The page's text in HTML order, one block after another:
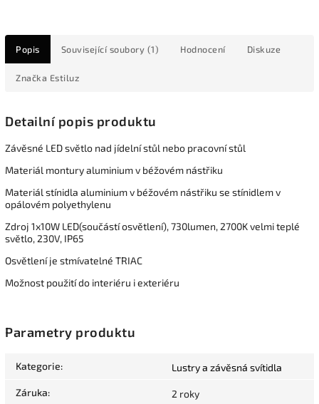
Popis Související soubory (1) Hodnocení Diskuze
Značka Estiluz
Detailní popis produktu
Závěsné LED světlo nad jídelní stůl nebo pracovní stůl
Materiál montury aluminium v béžovém nástřiku
Materiál stínidla aluminium v béžovém nástřiku se stínidlem v
opálovém polyethylenu
Zdroj 1x10W LED(součástí osvětlení), 730lumen, 2700K velmi teplé
světlo, 230V, IP65
Osvětlení je stmívatelné TRIAC
Možnost použití do interiéru i exteriéru
Parametry produktu
Kategorie: Lustry a závěsná svítidla
Záruka: 2 roky